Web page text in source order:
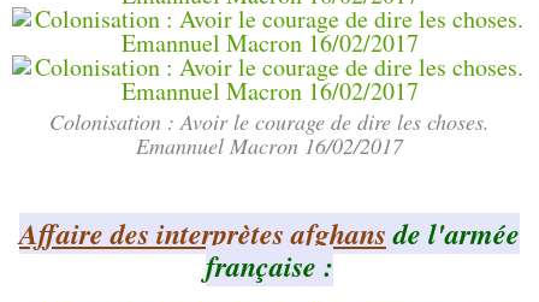
Colonisation : Avoir le courage de dire les choses.
Emannuel Macron 16/02/2017
Affaire des interprètes afghansde l'armée
française :